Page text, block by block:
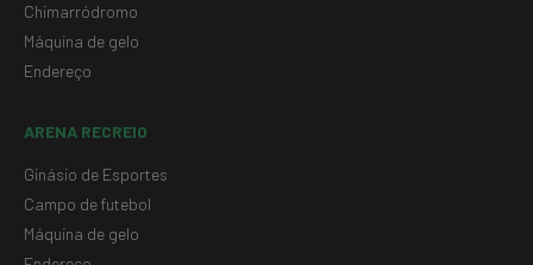
Chimarródromo
Máquina de gelo
Endereço
ARENA RECREIO
Ginásio de Esportes
Campo de futebol
Máquina de gelo